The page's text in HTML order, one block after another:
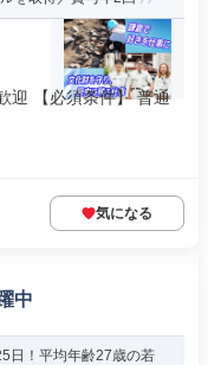
【必須条件】 普通
気になる
中
日！平均年齢27歳の若